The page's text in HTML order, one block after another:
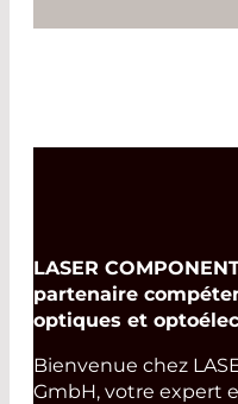
Read More
LASER
partenaire
optiques et
Bienvenue chez
GmbH, votre expert